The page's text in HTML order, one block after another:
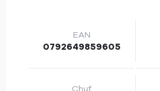
EAN
0792649859605